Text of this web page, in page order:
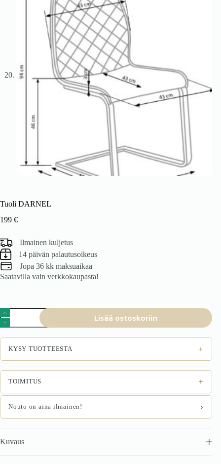
Tuoli DARNEL
199 €
Ilmainen kuljetus
14 päivän palautusoikeus
Jopa 36 kk maksuaikaa
Saatavilla vain verkkokaupasta!
Tuoli
DARNEL
määrä
Lisää ostoskoriin
KYSY TUOTTEESTA +
TOIMITUS +
Nouto on aina ilmainen! ›
Kuvaus